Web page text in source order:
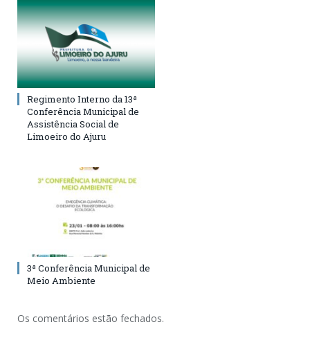
Regimento Interno da 13ª
Conferência Municipal de
Assistência Social de
Limoeiro do Ajuru
3ª Conferência Municipal de
Meio Ambiente
Os comentários estão fechados.